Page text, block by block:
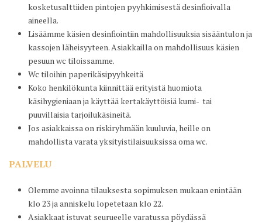
kosketusalttiiden pintojen pyyhkimisestä desinfioivalla
aineella.
Lisäämme käsien desinfiointiin mahdollisuuksia sisääntulon ja
kassojen läheisyyteen. Asiakkailla on mahdollisuus käsien
pesuun wc tiloissamme.
Wc tiloihin paperikäsipyyhkeitä
Koko henkilökunta kiinnittää erityistä huomiota
käsihygieniaan ja käyttää kertakäyttöisiä kumi- tai
puuvillaisia tarjoilukäsineitä.
Jos asiakkaissa on riskiryhmään kuuluvia, heille on
mahdollista varata yksityistilaisuuksissa oma wc.
PALVELU
Olemme avoinna tilauksesta sopimuksen mukaan enintään
klo 23 ja anniskelu lopetetaan klo 22.
Asiakkaat istuvat seurueelle varatussa pöydässä